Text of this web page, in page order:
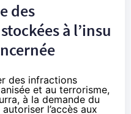
des
à l’insu
des infractions
et au terrorisme,
à la demande du
l’accès aux